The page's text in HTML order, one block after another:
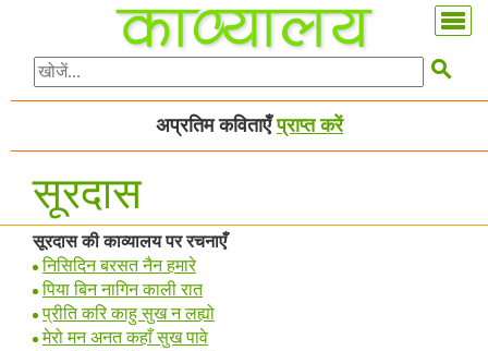

अप्रतिम कविताएँप्राप्त करें
सूरदास
सूरदास की काव्यालय पर रचनाएँ
निसिदिन बरसत नैन हमारे
पिया बिन नागिन काली रात
प्रीति करि काहु सुख न लह्यो
मेरो मन अनत कहाँ सुख पावे